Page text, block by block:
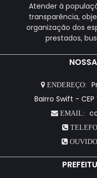
Atender à
transparência,
organização dos
prestados,
ENDEREÇO:
Bairro Swift -
EMAIL: